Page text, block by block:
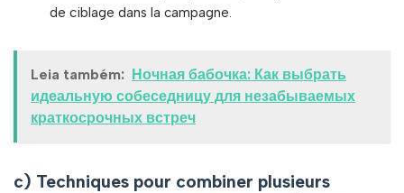
de ciblage dans la campagne.
Leia também: Ночная бабочка: Как выбрать
идеальную собеседницу для незабываемых
краткосрочных встреч
c) Techniques pour combiner plusieurs